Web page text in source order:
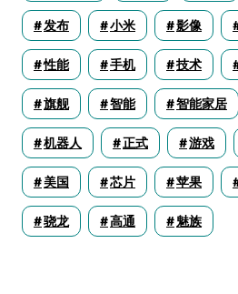
发布 小米 影像
性能 手机 技术
旗舰 智能 智能家居
机器人 正式 游戏
美国 芯片 苹果
骁龙 高通 魅族